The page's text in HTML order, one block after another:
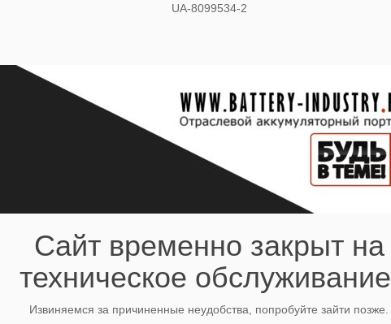
UA-8099534-2
Сайт временно закрыт на
техническое
Извиняемся за причиненные неудобства, попробуйте зайти позже.